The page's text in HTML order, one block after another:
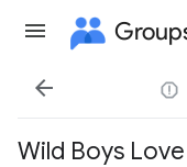

Wild Boys